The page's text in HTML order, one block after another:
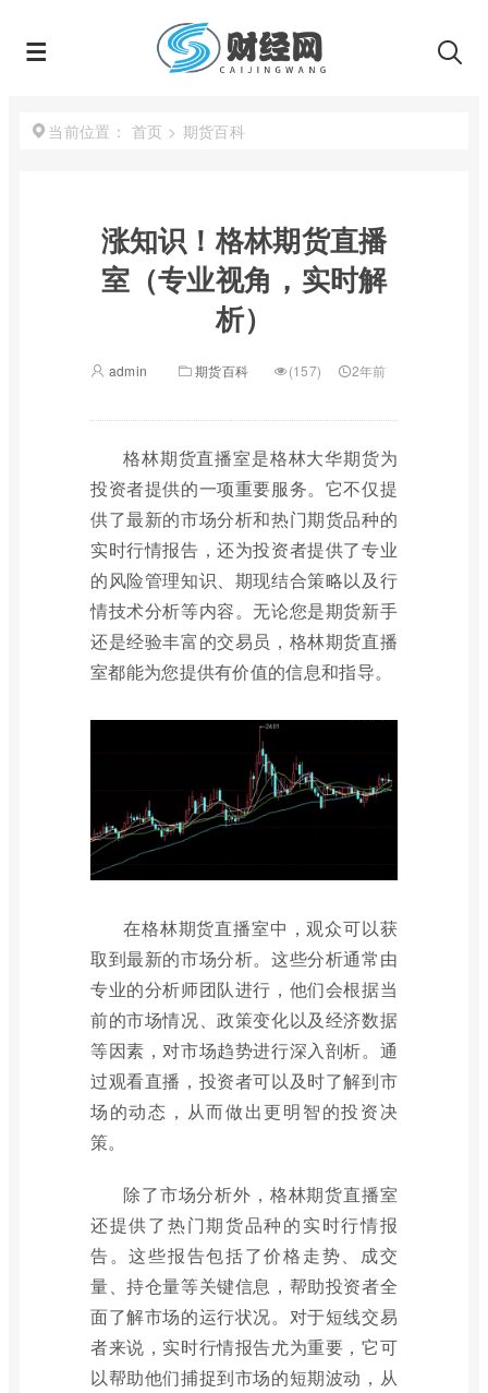
当前位置： 首页 > 期货百科
涨知识！格林期货直播
室（专业视角，实时解
析）
admin 期货百科 (157) 2年前
格林期货直播室是格林大华期货为
投资者提供的一项重要服务。它不仅提
供了最新的市场分析和热门期货品种的
实时行情报告，还为投资者提供了专业
的风险管理知识、期现结合策略以及行
情技术分析等内容。无论您是期货新手
还是经验丰富的交易员，格林期货直播
室都能为您提供有价值的信息和指导。
在格林期货直播室中，观众可以获
取到最新的市场分析。这些分析通常由
专业的分析师团队进行，他们会根据当
前的市场情况、政策变化以及经济数据
等因素，对市场趋势进行深入剖析。通
过观看直播，投资者可以及时了解到市
场的动态，从而做出更明智的投资决
策。
除了市场分析外，格林期货直播室
还提供了热门期货品种的实时行情报
告。这些报告包括了价格走势、成交
量、持仓量等关键信息，帮助投资者全
面了解市场的运行状况。对于短线交易
者来说，实时行情报告尤为重要，它可
以帮助他们捕捉到市场的短期波动，从